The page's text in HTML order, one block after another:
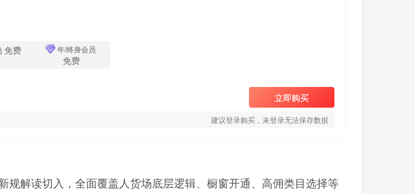
免费 年/终身会员
免费
立即购买
建议登录购买，未登录无法保存数据
解读切入，全面覆盖人货场底层逻辑、橱窗开通、高佣类目选择等